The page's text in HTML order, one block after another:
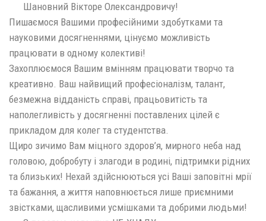
Шановний Вікторе Олександровичу!
Пишаємося Вашими професійними здобутками та
науковими досягненнями, цінуємо можливість
працювати в одному колективі!
Захоплюємося Вашим вмінням працювати творчо та
креативно. Ваш найвищий професіоналізм, талант,
безмежна відданість справі, працьовитість та
наполегливість у досягненні поставлених цілей є
прикладом для колег та студентства.
Щиро зичимо Вам міцного здоров’я, мирного неба над
головою, добробуту і злагоди в родині, підтримки рідних
та близьких! Нехай здійснюються усі Ваші заповітні мрії
та бажання, а життя наповнюється лише приємними
звістками, щасливими усмішками та добрими людьми!